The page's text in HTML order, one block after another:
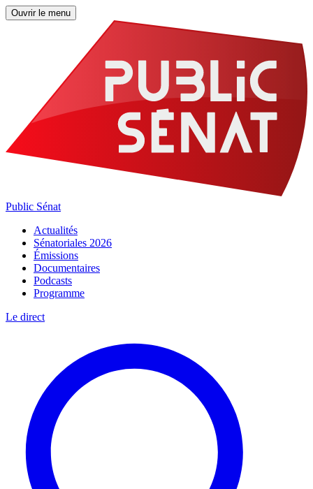
Ouvrir le menu
Public Sénat
Actualités
Sénatoriales 2026
Émissions
Documentaires
Podcasts
Programme
Le direct